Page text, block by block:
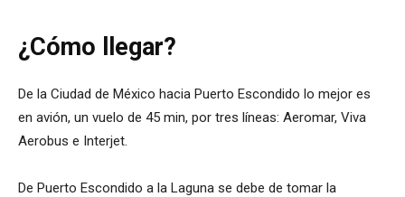
¿Cómo llegar?
De la Ciudad de México hacia Puerto Escondido lo mejor es
en avión, un vuelo de 45 min, por tres líneas: Aeromar, Viva
Aerobus e Interjet.
De Puerto Escondido a la Laguna se debe de tomar la